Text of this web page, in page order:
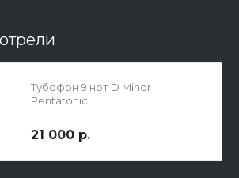
Тубофон 9 нот D Minor
Pentatonic
21 000 р.